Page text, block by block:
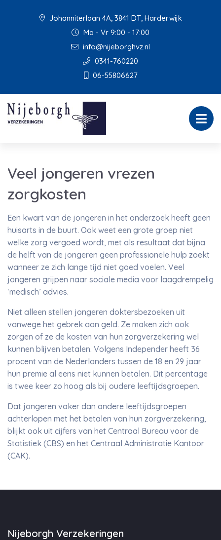
Johanniterlaan 4A, 3841 DT, Harderwijk
Ma - Vr 9:00 - 17:00
info@nijeborghvz.nl
0341-760220
06-55806627
Veel jongeren vrezen
zorgkosten
Een kwart van de jongeren in het onderzoek heeft geen
huisarts in de buurt. Ook weet een grote groep niet
welke zorg vergoed wordt, met als resultaat dat bijna
de helft van de jongeren geen professionele hulp zoekt
wanneer ze zich lange tijd niet goed voelen. Veel
jongeren grijpen naar sociale media voor laagdrempelig
‘medisch’ advies.
Niet alleen stellen jongeren doktersbezoeken uit
vanwege het gebrek aan geld. Ze maken zich ook
zorgen of ze de kosten van hun zorgverzekering wel
kunnen blijven betalen. Volgens Independer heeft 36
procent van de Nederlanders tussen de 18 en 29 jaar
hun premie al eens niet kunnen betalen. Dit percentage
is twee keer zo hoog als bij oudere leeftijdsgroepen.
Dat jongeren vaker dan andere leeftijdsgroepen
achterlopen met het betalen van hun zorgverzekering,
blijkt ook uit cijfers van het Centraal Bureau voor de
Statistiek (CBS) en het Centraal Administratie Kantoor
(CAK).
Nijeborgh Verzekeringen